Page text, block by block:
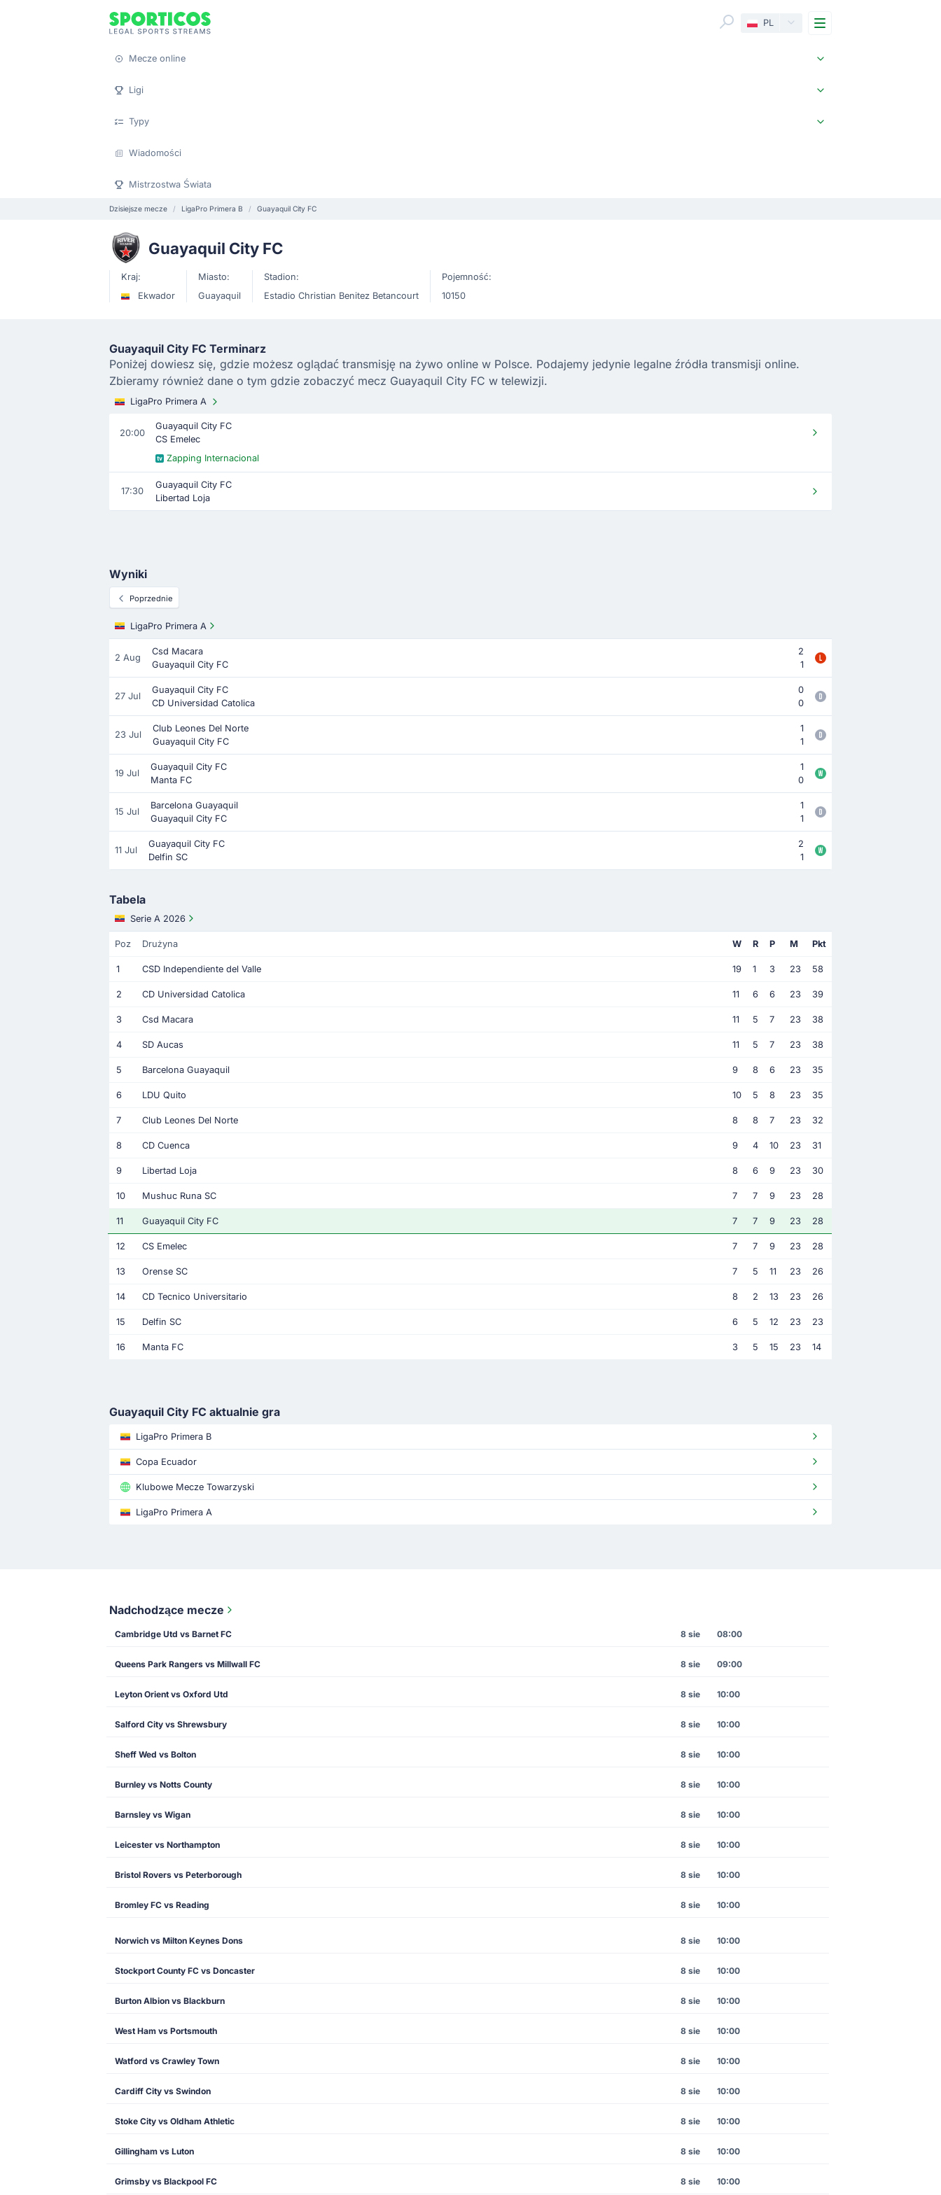
PL Menu
Mecze online
Ligi
Typy
Wiadomości
Mistrzostwa Świata
Dzisiejsze mecze LigaPro Primera B Guayaquil City FC
Guayaquil City FC
Kraj:
Ekwador
Miasto:
Guayaquil
Stadion:
Estadio Christian Benitez Betancourt
Pojemność:
10150
Guayaquil City FC Terminarz
Poniżej dowiesz się, gdzie możesz oglądać transmisję na żywo online w Polsce. Podajemy jedynie legalne źródła transmisji online.
Zbieramy również dane o tym gdzie zobaczyć mecz Guayaquil City FC w telewizji.
LigaPro Primera A
20:00
Guayaquil City FC
CS Emelec
Zapping Internacional
17:30
Guayaquil City FC
Libertad Loja
Wyniki
Poprzednie
LigaPro Primera A
2 Aug
Csd Macara
2
Guayaquil City FC
1
27 Jul
Guayaquil City FC
0
CD Universidad Catolica
0
23 Jul
Club Leones Del Norte
1
Guayaquil City FC
1
19 Jul
Guayaquil City FC
1
Manta FC
0
15 Jul
Barcelona Guayaquil
1
Guayaquil City FC
1
11 Jul
Guayaquil City FC
2
Delfin SC
1
Tabela
Serie A 2026
Poz Drużyna W R P M Pkt
1 CSD Independiente del Valle 19 1 3 23 58
2 CD Universidad Catolica 11 6 6 23 39
3 Csd Macara 11 5 7 23 38
4 SD Aucas 11 5 7 23 38
5 Barcelona Guayaquil 9 8 6 23 35
6 LDU Quito 10 5 8 23 35
7 Club Leones Del Norte 8 8 7 23 32
8 CD Cuenca 9 4 10 23 31
9 Libertad Loja 8 6 9 23 30
10 Mushuc Runa SC 7 7 9 23 28
11 Guayaquil City FC 7 7 9 23 28
12 CS Emelec 7 7 9 23 28
13 Orense SC 7 5 11 23 26
14 CD Tecnico Universitario 8 2 13 23 26
15 Delfin SC 6 5 12 23 23
16 Manta FC 3 5 15 23 14
Guayaquil City FC aktualnie gra
LigaPro Primera B
Copa Ecuador
Klubowe Mecze Towarzyski
LigaPro Primera A
Nadchodzące mecze
Cambridge Utd vs Barnet FC 8 sie 08:00
Queens Park Rangers vs Millwall FC 8 sie 09:00
Leyton Orient vs Oxford Utd 8 sie 10:00
Salford City vs Shrewsbury 8 sie 10:00
Sheff Wed vs Bolton 8 sie 10:00
Burnley vs Notts County 8 sie 10:00
Barnsley vs Wigan 8 sie 10:00
Leicester vs Northampton 8 sie 10:00
Bristol Rovers vs Peterborough 8 sie 10:00
Bromley FC vs Reading 8 sie 10:00
Norwich vs Milton Keynes Dons 8 sie 10:00
Stockport County FC vs Doncaster 8 sie 10:00
Burton Albion vs Blackburn 8 sie 10:00
West Ham vs Portsmouth 8 sie 10:00
Watford vs Crawley Town 8 sie 10:00
Cardiff City vs Swindon 8 sie 10:00
Stoke City vs Oldham Athletic 8 sie 10:00
Gillingham vs Luton 8 sie 10:00
Grimsby vs Blackpool FC 8 sie 10:00